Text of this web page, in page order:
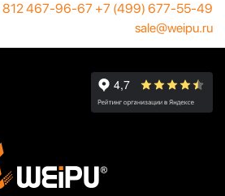
812 467-96-67 +7 (499) 677-55-49
sale@weipu.ru